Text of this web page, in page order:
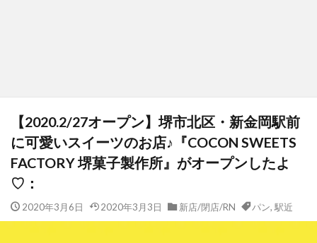
【2020.2/27オープン】堺市北区・新金岡駅前
に可愛いスイーツのお店♪『COCON SWEETS
FACTORY 堺菓子製作所』がオープンしたよ
♡：
2020年3月6日 2020年3月3日 新店/閉店/RN パン, 駅近